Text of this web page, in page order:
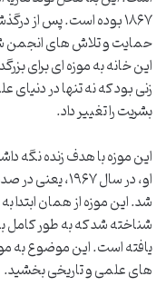
حمایت و تلاش های انجمن
این خانه به موزه ای برای
زنی بود که نه تنها در
بشریت را تغییر داد.
این موزه با هدف زنده نگه
او، در سال
شد. این موزه از همان ابتدا
شناخته شد که به طور کامل
یافته است. این موضوع به
های علمی و تاریخی بخشید.